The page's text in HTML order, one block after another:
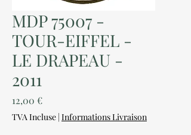
MDP 75007 -
TOUR-EIFFEL -
LE DRAPEAU -
2011
12,00 €Prix
TVA Incluse | Informations Livraison